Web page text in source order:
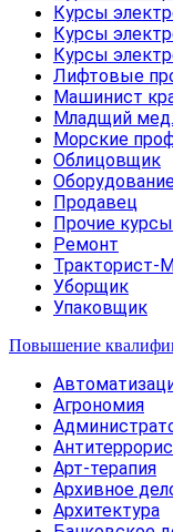
Курсы
Курсы
Курсы
Лифтовые
Машинист
Младщий
Морские
Облицовщик
Продавец
Прочие курсы
Ремонт
Тракторист-
Уборщик
Упаковщик
Повышение
Агрономия
Арт-терапия
Архивное
Архитектура